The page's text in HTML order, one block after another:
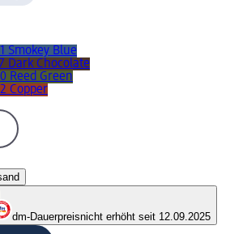
Smokey Blue
Dark Chocolate
Reed Green
Copper
dm-Dauerpreisnicht erhöht seit 12.09.2025